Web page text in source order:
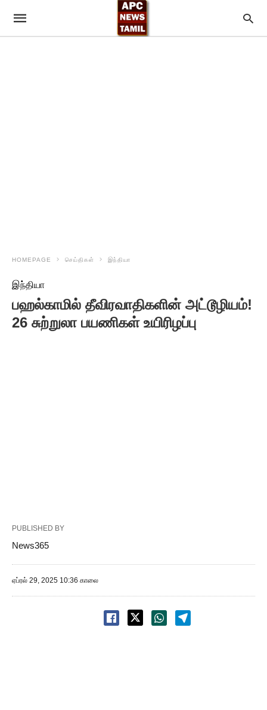
HOMEPAGE செய்திகள் இந்தியா
இந்தியா
பஹல்காமில் தீவிரவாதிகளின் அட்டூழியம்!
26 சுற்றுலா பயணிகள் உயிரிழப்பு
PUBLISHED BY
News365
ஏப்ரல் 29, 2025 10:36 காலை